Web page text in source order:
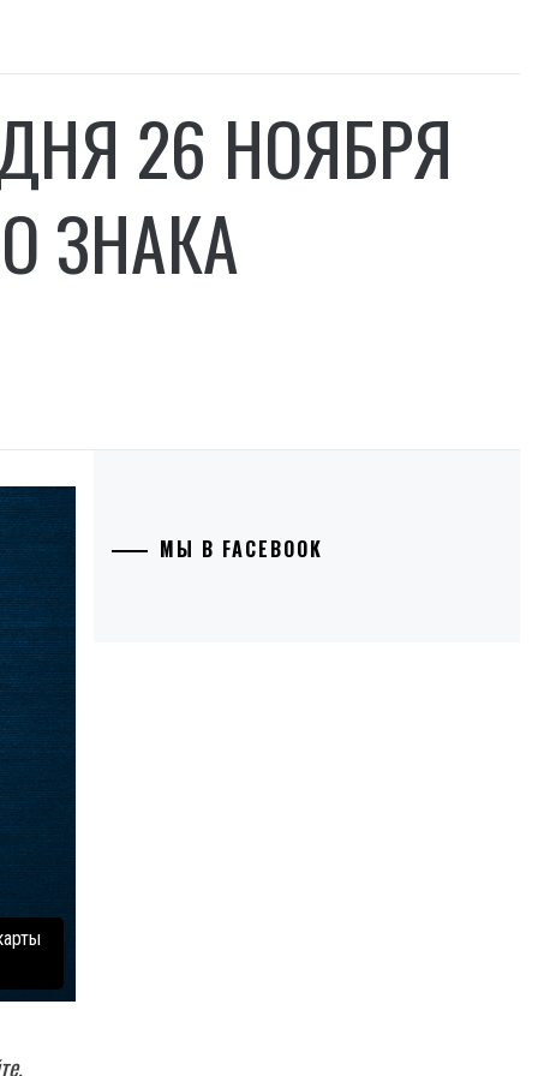
26 НОЯБРЯ
ЗНАКА
МЫ В FACEBOOK